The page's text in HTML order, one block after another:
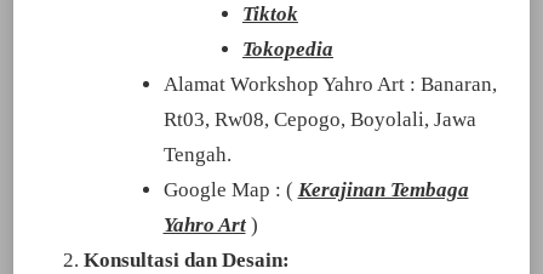
Tiktok
Tokopedia
Alamat Workshop Yahro Art : Banaran,
Rt03, Rw08, Cepogo, Boyolali, Jawa
Tengah.
Google Map : ( Kerajinan Tembaga
Yahro Art)
Konsultasi dan Desain: